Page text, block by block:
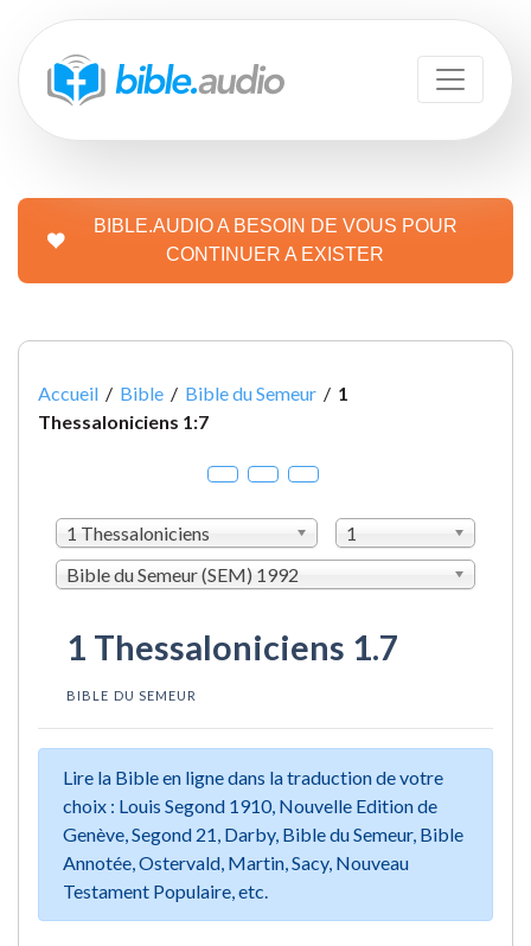
BIBLE.AUDIO A BESOIN DE VOUS POUR
CONTINUER A EXISTER
Accueil / Bible / Bible du Semeur / 1
Thessaloniciens 1:7
1 Thessaloniciens
1
Bible du Semeur (SEM) 1992
1 Thessaloniciens 1.7
BIBLE DU SEMEUR
Lire la Bible en ligne dans la traduction de votre
choix : Louis Segond 1910, Nouvelle Edition de
Genève, Segond 21, Darby, Bible du Semeur, Bible
Annotée, Ostervald, Martin, Sacy, Nouveau
Testament Populaire, etc.